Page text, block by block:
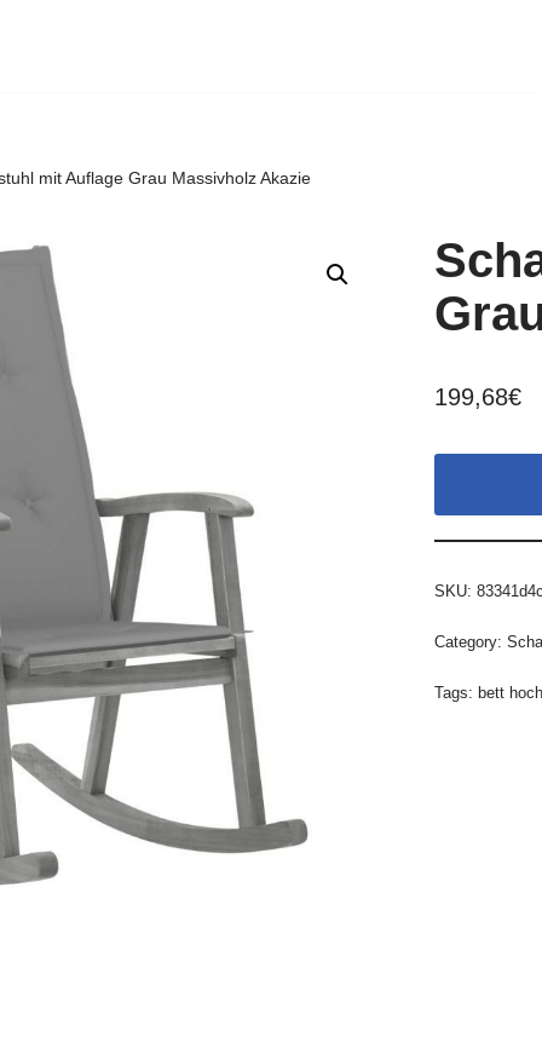
mit Auflage Grau Massivholz Akazie
199,68€
SKU:
Category:
Tags: bett hoch